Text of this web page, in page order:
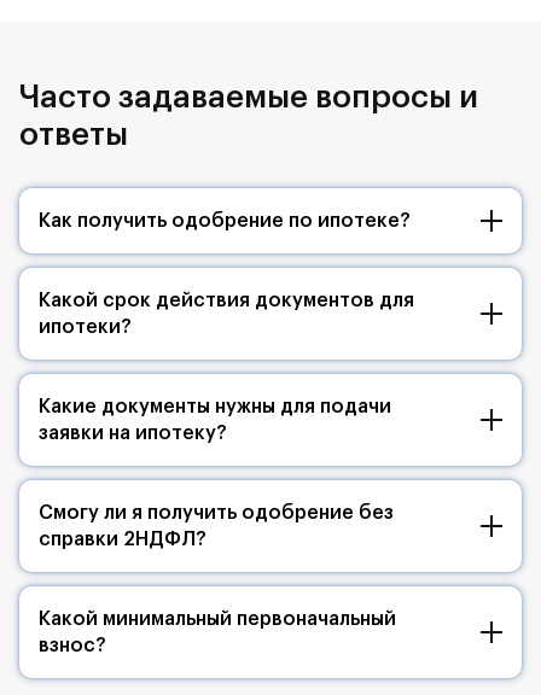
Часто задаваемые вопросы и
ответы
Как получить одобрение по ипотеке?
Какой срок действия документов для
ипотеки?
Какие документы нужны для подачи
заявки на ипотеку?
Смогу ли я получить одобрение без
справки 2НДФЛ?
Какой минимальный первоначальный
взнос?